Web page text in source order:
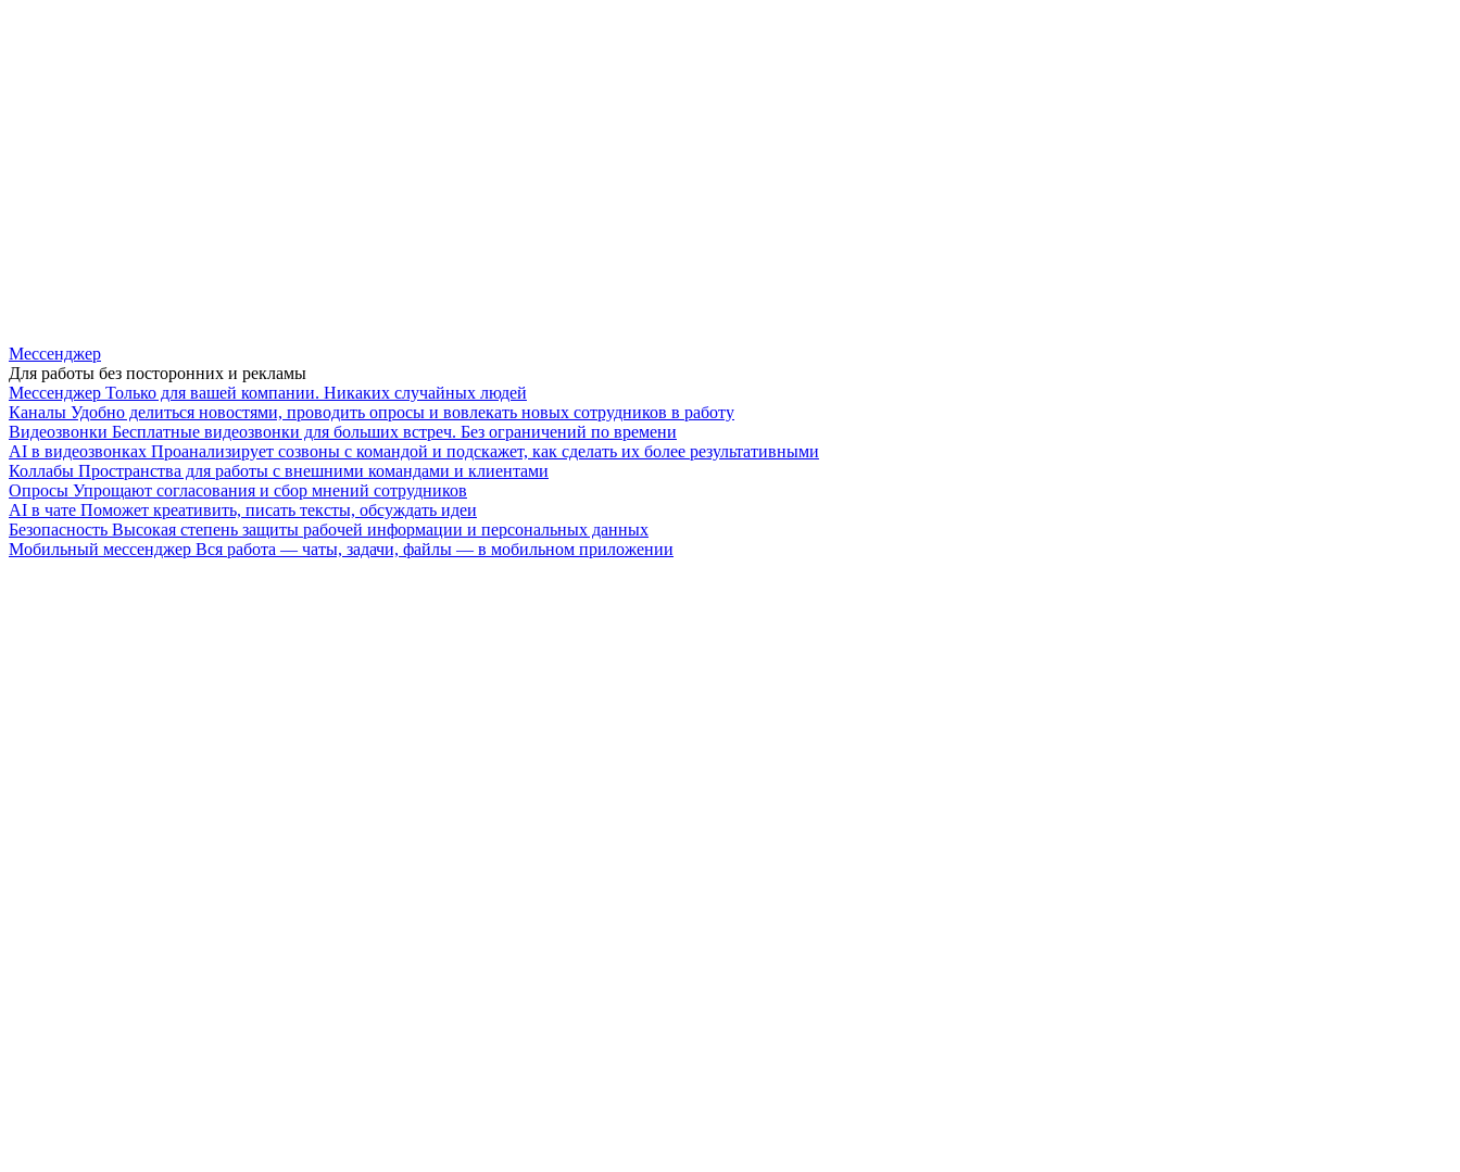
Мессенджер
Для работы без посторонних и рекламы
Мессенджер Только для вашей компании. Никаких случайных людей
Каналы Удобно делиться новостями, проводить опросы и вовлекать новых сотрудников в работу
Видеозвонки Бесплатные видеозвонки для больших встреч. Без ограничений по времени
AI в видеозвонках Проанализирует созвоны с командой и подскажет, как сделать их более результативными
Коллабы Пространства для работы с внешними командами и клиентами
Опросы Упрощают согласования и сбор мнений сотрудников
AI в чате Поможет креативить, писать тексты, обсуждать идеи
Безопасность Высокая степень защиты рабочей информации и персональных данных
Мобильный мессенджер Вся работа — чаты, задачи, файлы — в мобильном приложении